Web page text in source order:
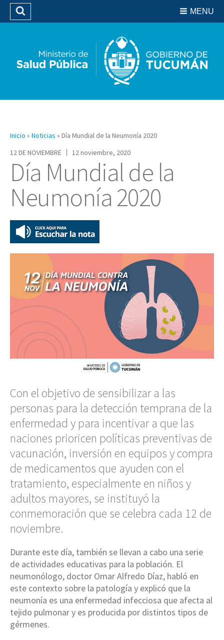
Biblioteca
MENU
Buscar
Inicio » Noticias » Día Mundial de la Neumonía 2020
12 DE NOVIEMBRE
12 noviembre, 2020
Día Mundial de la
Neumonía 2020
Con el objetivo de sensibilizar a las
personas para la detección temprana de la
enfermedad y para incentivar a que las
naciones prioricen políticas preventivas de
vacunación, inversión en equipos y compra
de medicamentos que ayuden con el
tratamiento, especialmente en niños y
adultos mayores, se instituyó la
conmemoración que se celebra cada 12 de
noviembre.
Durante este día, también se llevan a cabo una serie
de actividades educativas para la población. El
neumonólogo, doctor Omar Alfredo Díaz, habló en
este contexto sobre la patología y explicó que la
neumonía es una enfermedad infecciosa que afecta al
tejido pulmonar y es producida por distintos tipos de
gérmenes.